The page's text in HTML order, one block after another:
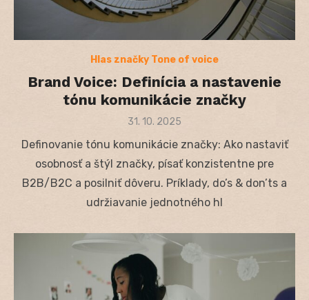
Hlas značky Tone of voice
Brand Voice: Definícia a nastavenie
tónu komunikácie značky
Posted
31. 10. 2025
Definovanie tónu komunikácie značky: Ako nastaviť
osobnosť a štýl značky, písať konzistentne pre
B2B/B2C a posilniť dôveru. Príklady, do’s & don’ts a
udržiavanie jednotného hl